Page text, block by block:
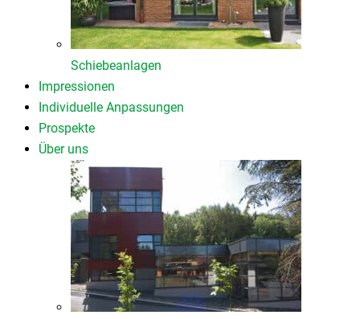
Schiebeanlagen
Impressionen
Individuelle Anpassungen
Prospekte
Über uns